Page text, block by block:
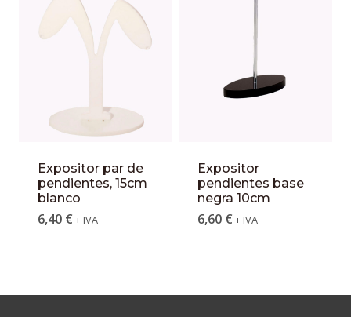
Expositor par de
pendientes, 15cm
blanco
6,40 € + IVA
Expositor
pendientes base
negra 10cm
6,60 € + IVA